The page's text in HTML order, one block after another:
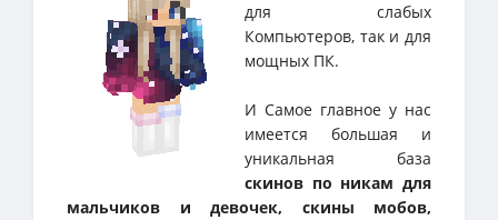
для слабых
Компьютеров, так и для
мощных ПК.
И Самое главное у нас
имеется большая и
уникальная база
скинов по никам для
мальчиков и девочек, скины мобов,